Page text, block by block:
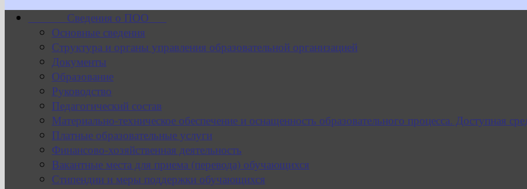
Сведения о ПОО
Основные сведения
Структура и органы управления образовательной организацией
Документы
Образование
Руководство
Педагогический состав
Материально-техническое обеспечение и оснащенность образовательного процесса. Доступная
Платные образовательные услуги
Финансово-хозяйственная деятельность
Вакантные места для приема (перевода) обучающихся
Стипендии и меры поддержки обучающихся